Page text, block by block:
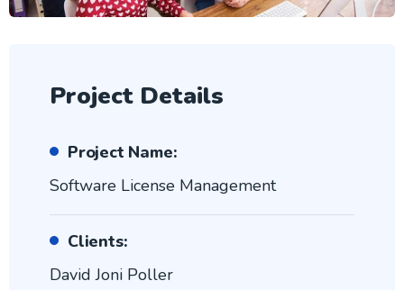
Project Details
Project Name:
Software License Management
Clients:
David Joni Poller